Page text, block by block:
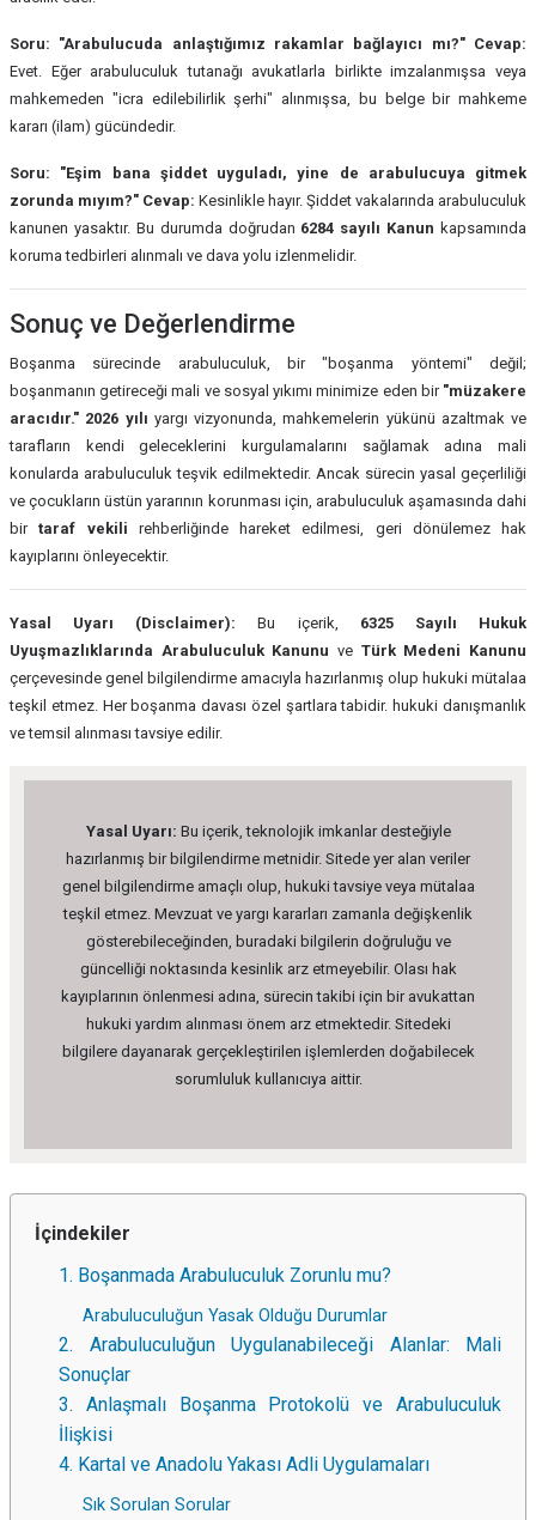
Soru: "Arabulucuda anlaştığımız rakamlar bağlayıcı mı?" Cevap:
Evet. Eğer arabuluculuk tutanağı avukatlarla birlikte imzalanmışsa veya
mahkemeden "icra edilebilirlik şerhi" alınmışsa, bu belge bir mahkeme
kararı (ilam) gücündedir.
Soru: "Eşim bana şiddet uyguladı, yine de arabulucuya gitmek
zorunda mıyım?" Cevap: Kesinlikle hayır. Şiddet vakalarında arabuluculuk
kanunen yasaktır. Bu durumda doğrudan 6284 sayılı Kanun kapsamında
koruma tedbirleri alınmalı ve dava yolu izlenmelidir.
Sonuç ve Değerlendirme
Boşanma sürecinde arabuluculuk, bir "boşanma yöntemi" değil;
boşanmanın getireceği mali ve sosyal yıkımı minimize eden bir "müzakere
aracıdır." 2026 yılı yargı vizyonunda, mahkemelerin yükünü azaltmak ve
tarafların kendi geleceklerini kurgulamalarını sağlamak adına mali
konularda arabuluculuk teşvik edilmektedir. Ancak sürecin yasal geçerliliği
ve çocukların üstün yararının korunması için, arabuluculuk aşamasında dahi
birtaraf vekili rehberliğinde hareket edilmesi, geri dönülemez hak
kayıplarını önleyecektir.
Yasal Uyarı (Disclaimer): Bu içerik, 6325 Sayılı Hukuk
Uyuşmazlıklarında Arabuluculuk Kanunu ve Türk Medeni Kanunu
çerçevesinde genel bilgilendirme amacıyla hazırlanmış olup hukuki mütalaa
teşkil etmez. Her boşanma davası özel şartlara tabidir. hukuki danışmanlık
ve temsil alınması tavsiye edilir.
Yasal Uyarı: Bu içerik, teknolojik imkanlar desteğiyle
hazırlanmış bir bilgilendirme metnidir. Sitede yer alan veriler
genel bilgilendirme amaçlı olup, hukuki tavsiye veya mütalaa
teşkil etmez. Mevzuat ve yargı kararları zamanla değişkenlik
gösterebileceğinden, buradaki bilgilerin doğruluğu ve
güncelliği noktasında kesinlik arz etmeyebilir. Olası hak
kayıplarının önlenmesi adına, sürecin takibi için bir avukattan
hukuki yardım alınması önem arz etmektedir. Sitedeki
bilgilere dayanarak gerçekleştirilen işlemlerden doğabilecek
sorumluluk kullanıcıya aittir.
İçindekiler
1. Boşanmada Arabuluculuk Zorunlu mu?
Arabuluculuğun Yasak Olduğu Durumlar
2. Arabuluculuğun Uygulanabileceği Alanlar: Mali
Sonuçlar
3. Anlaşmalı Boşanma Protokolü ve Arabuluculuk
İlişkisi
4. Kartal ve Anadolu Yakası Adli Uygulamaları
Sık Sorulan Sorular